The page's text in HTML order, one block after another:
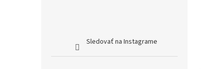
Sledovať na Instagrame